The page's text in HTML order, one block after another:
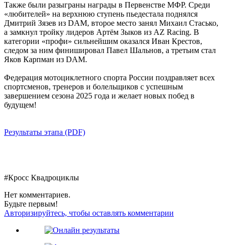
Также были разыграны награды в Первенстве МФР. Среди
«любителей» на верхнюю ступень пьедестала поднялся
Дмитрий Зязев из DAM, второе место занял Михаил Стасько,
а замкнул тройку лидеров Артём Зыков из AZ Racing. В
категории «профи» сильнейшим оказался Иван Крестов,
следом за ним финишировал Павел Шальнов, а третьим стал
Яков Карпман из DAM.
Федерация мотоциклетного спорта России поздравляет всех
спортсменов, тренеров и болельщиков с успешным
завершением сезона 2025 года и желает новых побед в
будущем!
Результаты этапа (PDF)
#Кросс Квадроциклы
Нет комментариев.
Будьте первым!
Авторизируйтесь, чтобы оставлять комментарии